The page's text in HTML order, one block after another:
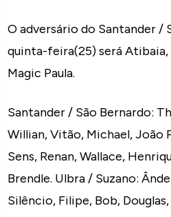
O adversário do Santander /
quinta-feira(25) será Atibaia,
Magic Paula.
Santander / São Bernardo:
Willian, Vitão, Michael, João
Sens, Renan, Wallace,
Brendle. Ulbra / Suzano:
Silêncio, Filipe, Bob,